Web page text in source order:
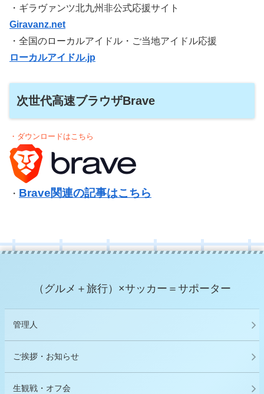
・ギラヴァンツ北九州非公式応援サイト
Giravanz.net
・全国のローカルアイドル・ご当地アイドル応援
ローカルアイドル.jp
次世代高速ブラウザBrave
・ダウンロードはこちら
・ Brave関連の記事はこちら
（グルメ＋旅行）×サッカー＝サポーター
管理人
ご挨拶・お知らせ
生観戦・オフ会